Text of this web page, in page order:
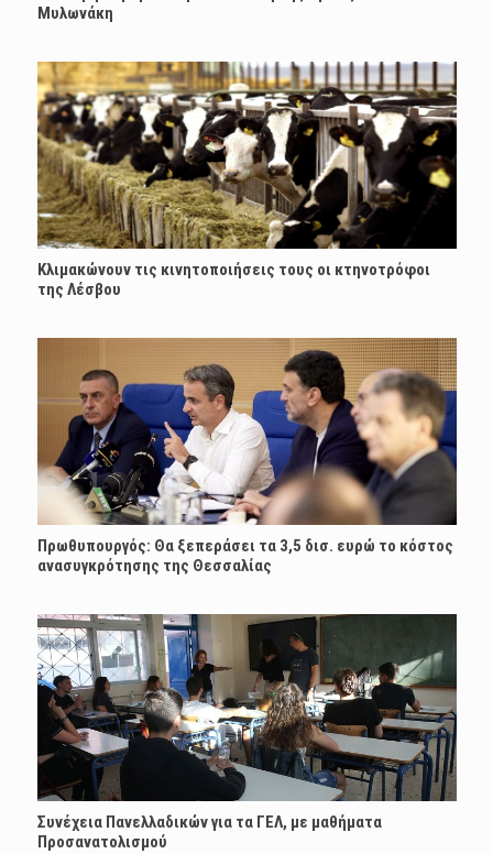
Μυλωνάκη
Κλιμακώνουν τις κινητοποιήσεις τους οι κτηνοτρόφοι
της Λέσβου
Πρωθυπουργός: Θα ξεπεράσει τα 3,5 δισ. ευρώ το κόστος
ανασυγκρότησης της Θεσσαλίας
Συνέχεια Πανελλαδικών για τα ΓΕΛ, με μαθήματα
Προσανατολισμού